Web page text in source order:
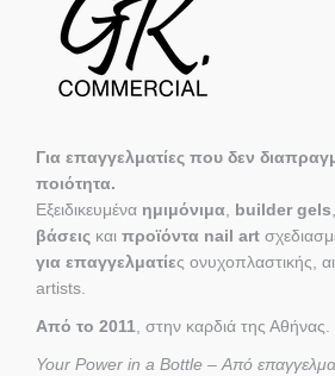
Για επαγγελματίες που δεν
ποιότητα.
Εξειδικευμένα ημιμόνιμα builder gels
βάσεις και προϊόντα nail art
για επαγγελματίες ονυχοπλαστικής,
artists.
Από το 2011 , στην καρδιά της Αθήνας.
Your Power in a Bottle – Από